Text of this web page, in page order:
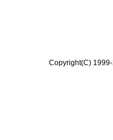
Copyright(C)